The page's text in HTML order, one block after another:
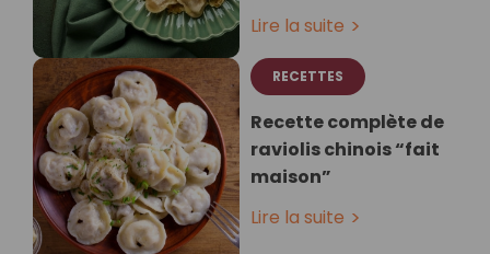
Lire la suite
RECETTES
Recette complète de
raviolis chinois “fait
maison”
Lire la suite